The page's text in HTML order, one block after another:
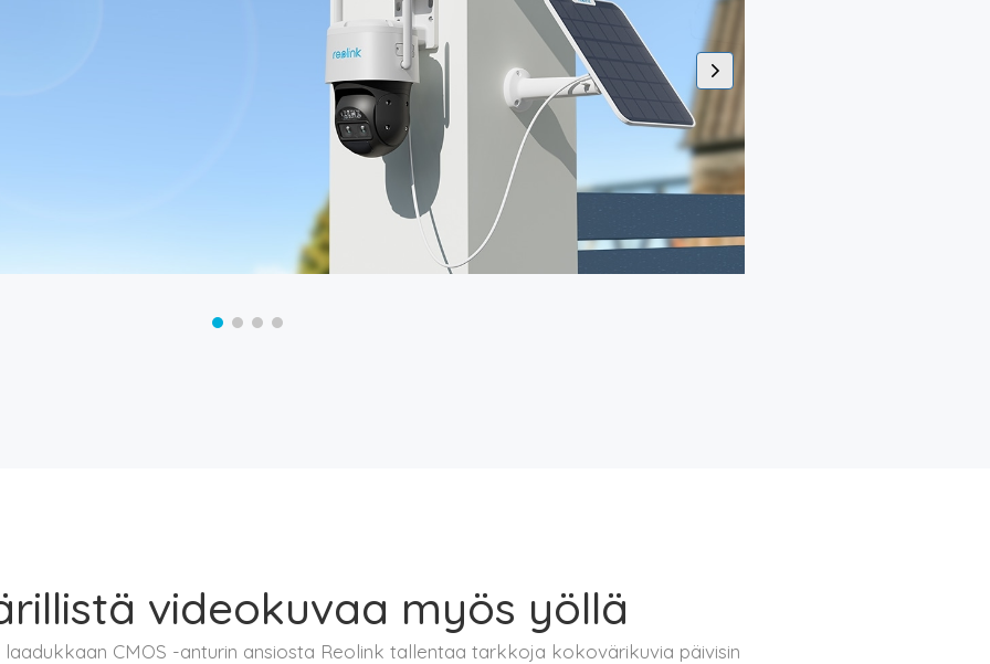
videokuvaa myös yöllä
CMOS -anturin ansiosta Reolink tallentaa tarkkoja kokovärikuvia päivisin